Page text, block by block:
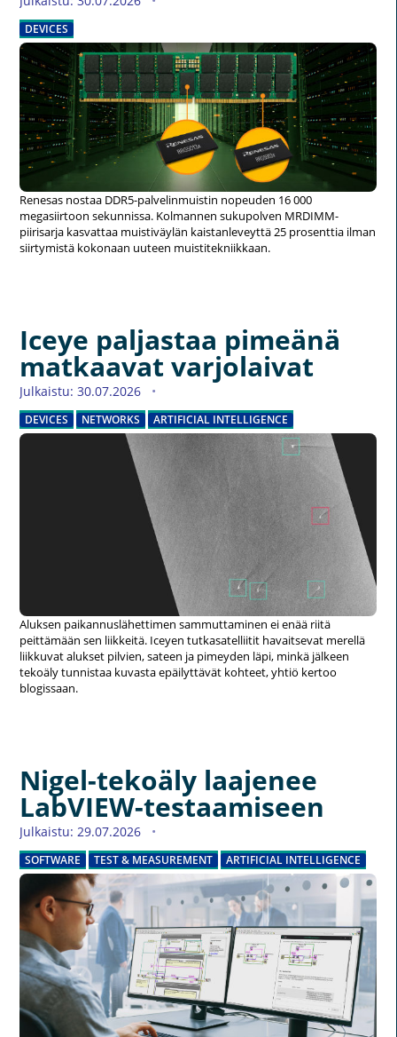
DEVICES
Renesas nostaa DDR5-palvelinmuistin nopeuden 16 000
megasiirtoon sekunnissa. Kolmannen sukupolven MRDIMM-
piirisarja kasvattaa muistiväylän kaistanleveyttä 25 prosenttia ilman
siirtymistä kokonaan uuteen muistitekniikkaan.
Iceye paljastaa pimeänä
matkaavat varjolaivat
Julkaistu: 30.07.2026
DEVICES NETWORKS ARTIFICIAL INTELLIGENCE
Aluksen paikannuslähettimen sammuttaminen ei enää riitä
peittämään sen liikkeitä. Iceyen tutkasatelliitit havaitsevat merellä
liikkuvat alukset pilvien, sateen ja pimeyden läpi, minkä jälkeen
tekoäly tunnistaa kuvasta epäilyttävät kohteet, yhtiö kertoo
blogissaan.
Nigel-tekoäly laajenee
LabVIEW-testaamiseen
Julkaistu: 29.07.2026
SOFTWARE TEST & MEASUREMENT ARTIFICIAL INTELLIGENCE